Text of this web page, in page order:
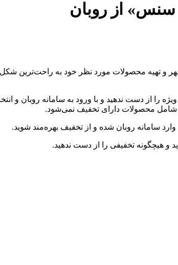
تهیه محصولات مورد نظر خود به راحت‌ترین شکل
را از دست ندهید و با ورود به سامانه روبان و
شامل محصولات دارای تخفیف نمی‌شود.
وارد سامانه روبان شده و از تخفیف بهره‌مند شوید.
و هیچگونه تخفیفی را از دست ندهید.